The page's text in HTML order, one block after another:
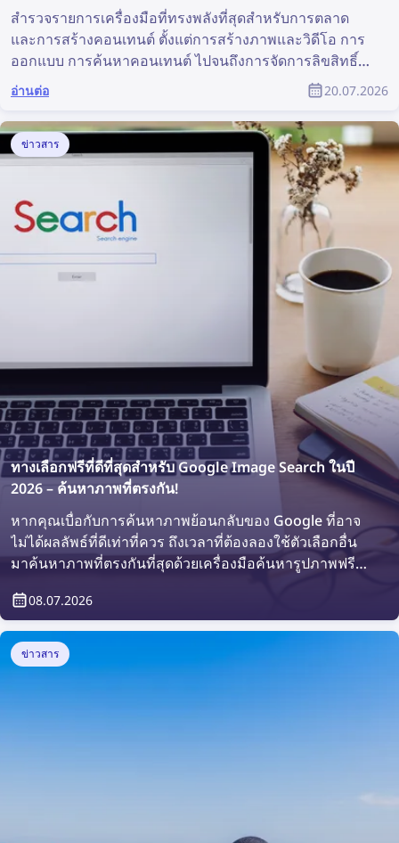
สำรวจรายการเครื่องมือที่ทรงพลังที่สุดสำหรับการตลาด
และการสร้างคอนเทนต์ ตั้งแต่การสร้างภาพและวิดีโอ การ
ออกแบบ การค้นหาคอนเทนต์ ไปจนถึงการจัดการลิขสิทธิ์
เครื่องมือเหล่านี้สามารถช่วยงานของทีมการตลาดได้อย่าง
มาก บทความนี้รวบรวมเครื่องมือด้านการตลาดและการ
สร้างคอนเทนต์ที่ดีที่สุดสำหรับนักการตลาดและนักออกแบบ
ผลิตภัณฑ์
อ่านต่อ 20.07.2026
ข่าวสาร
ทางเลือกฟรีที่ดีที่สุดสำหรับ Google Image Search ในปี
2026 – ค้นหาภาพที่ตรงกัน!
หากคุณเบื่อกับการค้นหาภาพย้อนกลับของ Google ที่อาจ
ไม่ได้ผลลัพธ์ที่ดีเท่าที่ควร ถึงเวลาที่ต้องลองใช้ตัวเลือกอื่น
มาค้นหาภาพที่ตรงกันที่สุดด้วยเครื่องมือค้นหารูปภาพฟรีที่
08.07.2026
ข่าวสาร